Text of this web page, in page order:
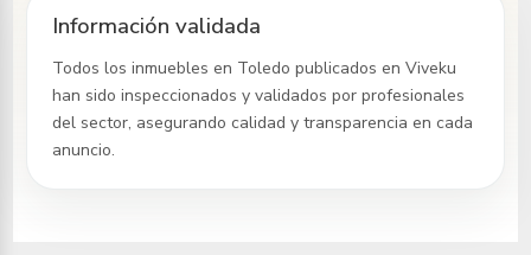
Información validada
Todos los inmueblesen Toledo publicados en Viveku
han sido inspeccionados y validados por profesionales
del sector, asegurando calidad y transparencia en cada
anuncio.